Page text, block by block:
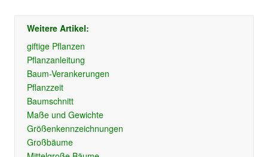
Weitere Artikel:
giftige Pflanzen
Pflanzanleitung
Baum-Verankerungen
Pflanzzeit
Baumschnitt
Maße und Gewichte
Größenkennzeichnungen
Großbäume